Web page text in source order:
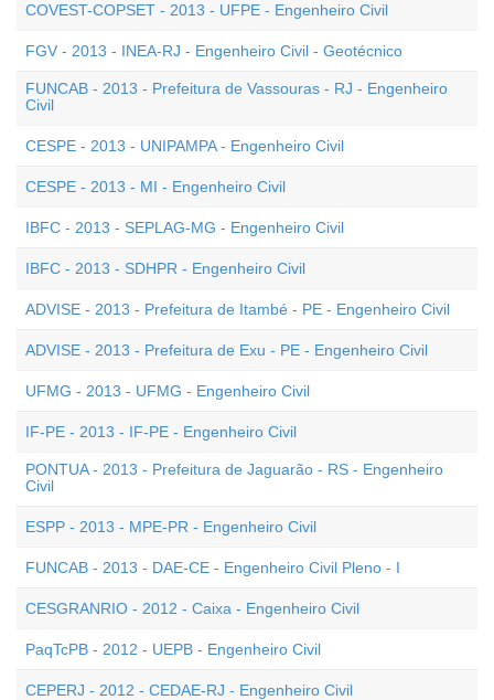
COVEST-COPSET - 2013 - UFPE - Engenheiro Civil
FGV - 2013 - INEA-RJ - Engenheiro Civil - Geotécnico
FUNCAB - 2013 - Prefeitura de Vassouras - RJ - Engenheiro
Civil
CESPE - 2013 - UNIPAMPA - Engenheiro Civil
CESPE - 2013 - MI - Engenheiro Civil
IBFC - 2013 - SEPLAG-MG - Engenheiro Civil
IBFC - 2013 - SDHPR - Engenheiro Civil
ADVISE - 2013 - Prefeitura de Itambé - PE - Engenheiro Civil
ADVISE - 2013 - Prefeitura de Exu - PE - Engenheiro Civil
UFMG - 2013 - UFMG - Engenheiro Civil
IF-PE - 2013 - IF-PE - Engenheiro Civil
PONTUA - 2013 - Prefeitura de Jaguarão - RS - Engenheiro
Civil
ESPP - 2013 - MPE-PR - Engenheiro Civil
FUNCAB - 2013 - DAE-CE - Engenheiro Civil Pleno - I
CESGRANRIO - 2012 - Caixa - Engenheiro Civil
PaqTcPB - 2012 - UEPB - Engenheiro Civil
CEPERJ - 2012 - CEDAE-RJ - Engenheiro Civil